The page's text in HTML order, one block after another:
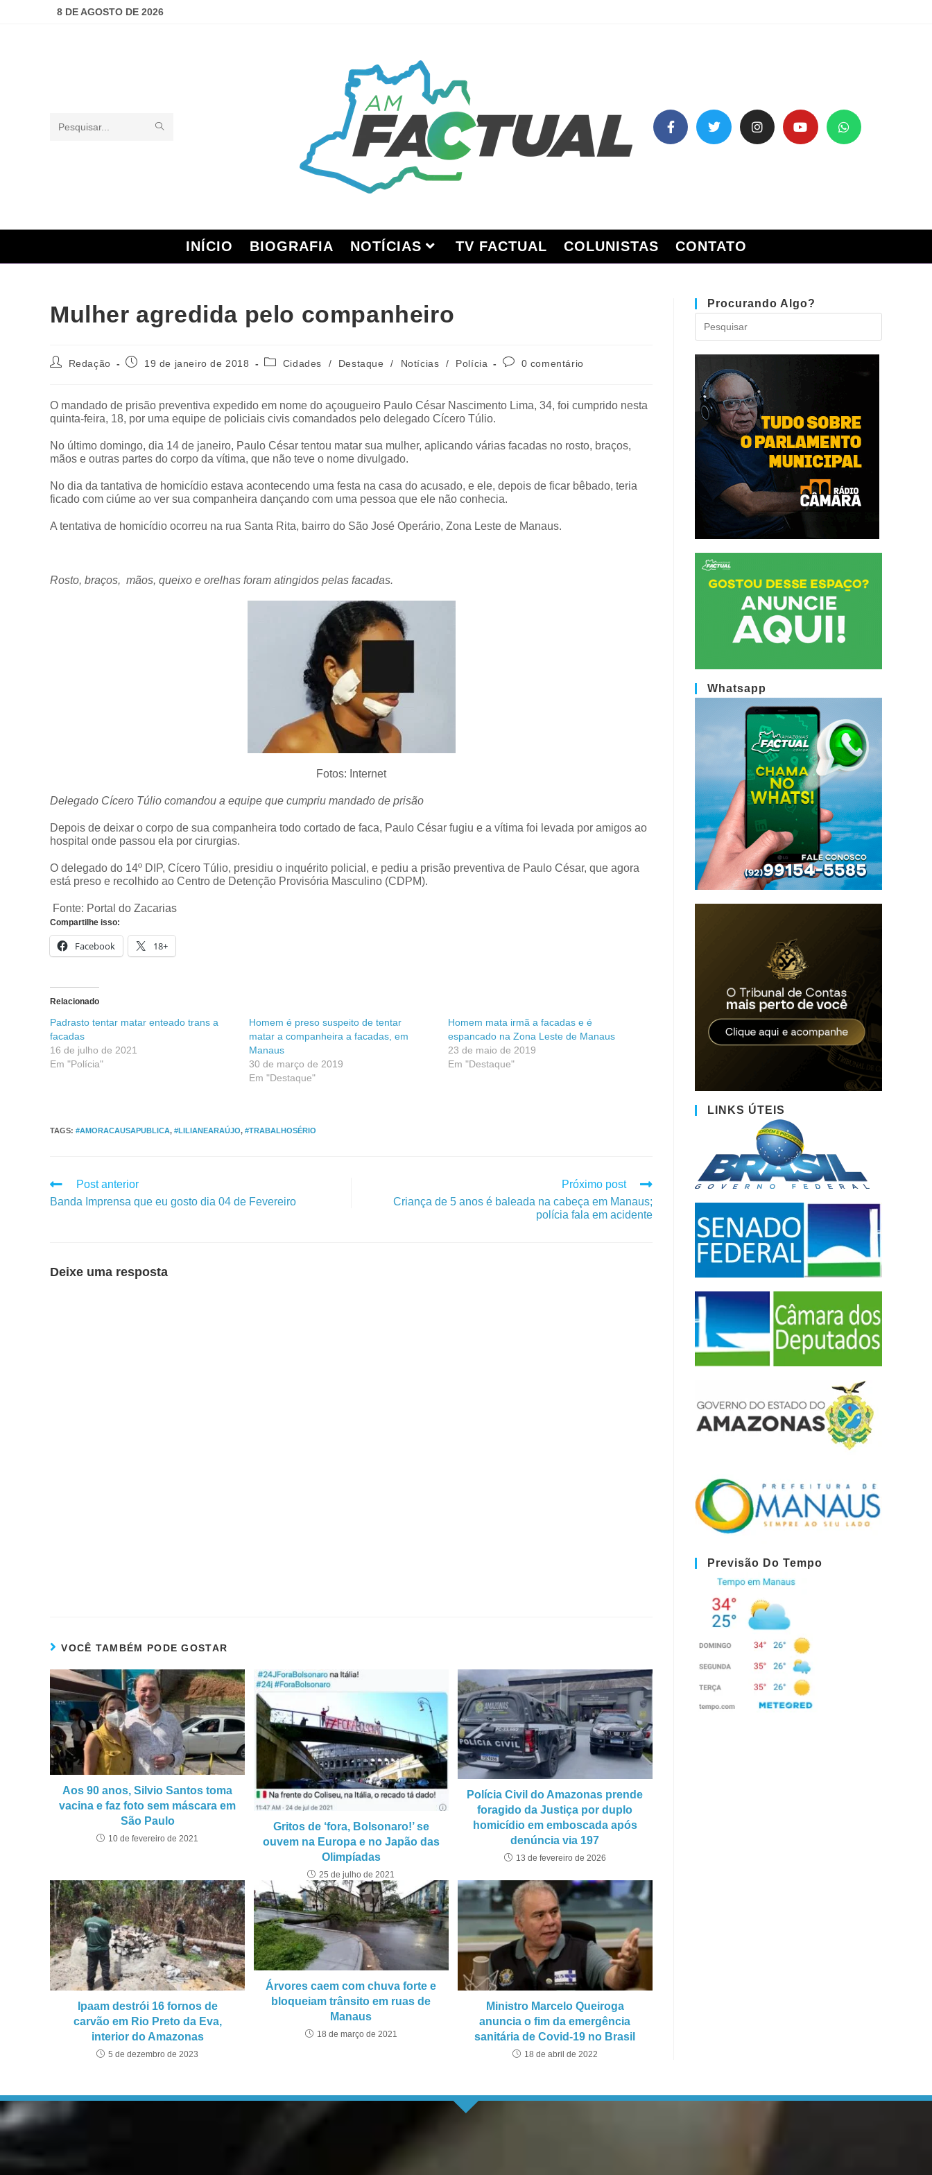
8 DE AGOSTO DE 2026
Pesquisar
INÍCIO BIOGRAFIA NOTÍCIAS TV FACTUAL COLUNISTAS CONTATO
Mulher agredida pelo companheiro
Redação 19 de janeiro de 2018 Cidades / Destaque / Notícias / Polícia 0 comentário
O mandado de prisão preventiva expedido em nome do açougueiro Paulo César Nascimento Lima, 34, foi cumprido nesta
quinta-feira, 18, por uma equipe de policiais civis comandados pelo delegado Cícero Túlio.
No último domingo, dia 14 de janeiro, Paulo César tentou matar sua mulher, aplicando várias facadas no rosto, braços,
mãos e outras partes do corpo da vítima, que não teve o nome divulgado.
No dia da tantativa de homicídio estava acontecendo uma festa na casa do acusado, e ele, depois de ficar bêbado, teria
ficado com ciúme ao ver sua companheira dançando com uma pessoa que ele não conhecia.
A tentativa de homicídio ocorreu na rua Santa Rita, bairro do São José Operário, Zona Leste de Manaus.
Rosto, braços, mãos, queixo e orelhas foram atingidos pelas facadas.
Fotos: Internet
Delegado Cícero Túlio comandou a equipe que cumpriu mandado de prisão
Depois de deixar o corpo de sua companheira todo cortado de faca, Paulo César fugiu e a vítima foi levada por amigos ao
hospital onde passou ela por cirurgias.
O delegado do 14º DIP, Cícero Túlio, presidiu o inquérito policial, e pediu a prisão preventiva de Paulo César, que agora
está preso e recolhido ao Centro de Detenção Provisória Masculino (CDPM).
Fonte: Portal do Zacarias
Compartilhe isso:
Facebook 18+
Relacionado
Padrasto tentar matar enteado trans a
facadas
16 de julho de 2021
Em "Polícia"
Homem é preso suspeito de tentar
matar a companheira a facadas, em
Manaus
30 de março de 2019
Em "Destaque"
Homem mata irmã a facadas e é
espancado na Zona Leste de Manaus
23 de maio de 2019
Em "Destaque"
TAGS: #AMORACAUSAPUBLICA, #LILIANEARAÚJO, #TRABALHOSÉRIO
Post anterior
Banda Imprensa que eu gosto dia 04 de Fevereiro
Próximo post
Criança de 5 anos é baleada na cabeça em Manaus;
polícia fala em acidente
Deixe uma resposta
VOCÊ TAMBÉM PODE GOSTAR
Aos 90 anos, Silvio Santos toma
vacina e faz foto sem máscara em
São Paulo
10 de fevereiro de 2021
Gritos de ‘fora, Bolsonaro!’ se
ouvem na Europa e no Japão das
Olimpíadas
25 de julho de 2021
Polícia Civil do Amazonas prende
foragido da Justiça por duplo
homicídio em emboscada após
denúncia via 197
13 de fevereiro de 2026
Ipaam destrói 16 fornos de
carvão em Rio Preto da Eva,
interior do Amazonas
5 de dezembro de 2023
Árvores caem com chuva forte e
bloqueiam trânsito em ruas de
Manaus
18 de março de 2021
Ministro Marcelo Queiroga
anuncia o fim da emergência
sanitária de Covid-19 no Brasil
18 de abril de 2022
Procurando Algo?
Whatsapp
LINKS ÚTEIS
Previsão Do Tempo